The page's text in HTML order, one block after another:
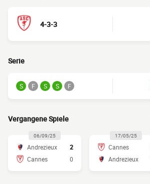
4-3-3
Serie
S F S S F
Vergangene Spiele
06/09/25
Andrezieux
2
Cannes
0
17/05/25
Cannes
Andrezieux